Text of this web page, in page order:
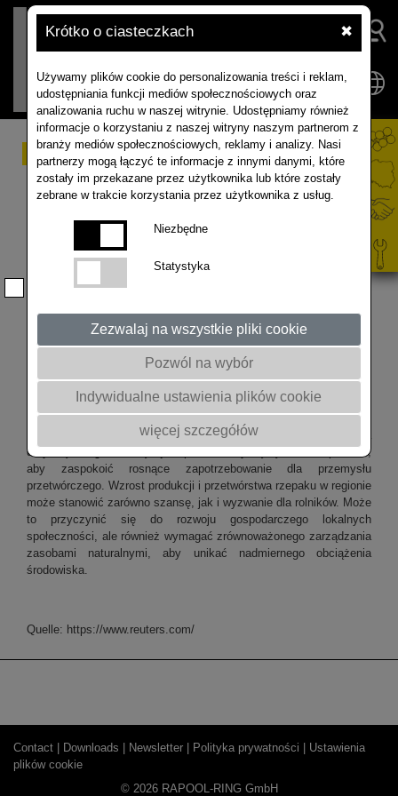
Krótko o ciasteczkach ✖
Używamy plików cookie do personalizowania treści i reklam,
udostępniania funkcji mediów społecznościowych oraz
analizowania ruchu w naszej witrynie. Udostępniamy również
informacje o korzystaniu z naszej witryny naszym partnerom z
branży mediów społecznościowych, reklamy i analizy. Nasi
partnerzy mogą łączyć te informacje z innymi danymi, które
zostały im przekazane przez użytkownika lub które zostały
zebrane w trakcie korzystania przez użytkownika z usług.
Niezbędne
Statystyka
Zezwalaj na wszystkie pliki cookie
Pozwól na wybór
Indywidualne ustawienia plików cookie
więcej szczegółów
KANADA – zwiększenie
możliwości
przetwórczych rzepaku
Firma Louis Dreyfus Corp (północnoamerykański przetwórca
nasion rzepaku), ogłosiła zamiar zwiększenia ponad dwukrotnie
Saskatchewan. Decyzja ta wynika z globalnego dążenia do
ograniczenia emisji gazów cieplarnianych, które skłoniło rafinerie
do poszukiwania mniej zanieczyszczających rozwiązań, takich jak
olej napędowy pochodzący z odnawialnych źródeł, w tym rzepaku,
soi i innych surowców. W odpowiedzi na te globalne zmiany,
niektórzy konkurenci Louis Dreyfus w Kanadzie, tacy jak
Richardson International, Cargill Inc i Viterra, także ogłosili plany
zwiększenia swoich mocy produkcyjnych. To rodzi pytania
dotyczące tego, ile więcej rzepaku rolnicy będą musieli uprawiać,
aby zaspokoić rosnące zapotrzebowanie dla przemysłu
przetwórczego. Wzrost produkcji i przetwórstwa rzepaku w regionie
może stanowić zarówno szansę, jak i wyzwanie dla rolników. Może
to przyczynić się do rozwoju gospodarczego lokalnych
społeczności, ale również wymagać zrównoważonego zarządzania
zasobami naturalnymi, aby unikać nadmiernego obciążenia
środowiska.
Quelle: https://www.reuters.com/
Contact | Downloads | Newsletter | Polityka prywatności | Ustawienia
plików cookie
© 2026 RAPOOL-RING GmbH